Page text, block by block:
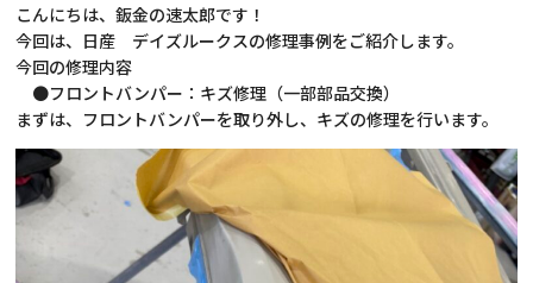
こんにちは、鈑金の速太郎です！
今回は、日産 デイズルークスの修理事例をご紹介します。
今回の修理内容
●フロントバンパー：キズ修理（一部部品交換）
まずは、フロントバンパーを取り外し、キズの修理を行います。